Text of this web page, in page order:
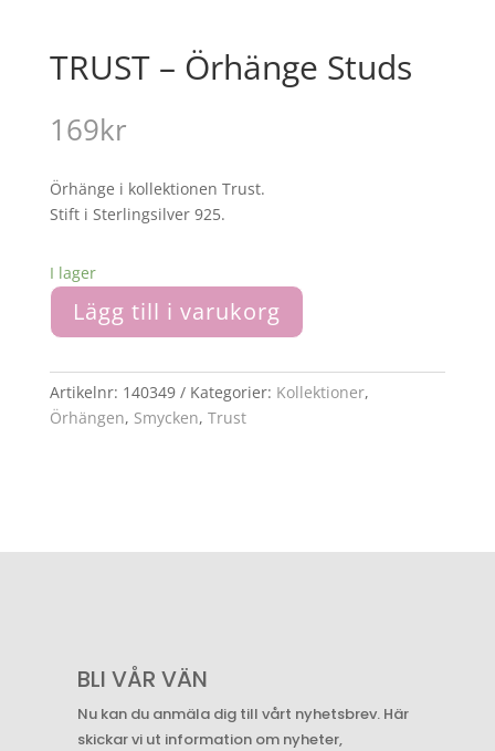
TRUST – Örhänge Studs
169kr
Örhänge i kollektionen Trust.
Stift i Sterlingsilver 925.
I lager
Lägg till i varukorg
Artikelnr: 140349 Kategorier: Kollektioner,
Örhängen, Smycken, Trust
BLI VÅR VÄN
Nu kan du anmäla dig till vårt nyhetsbrev. Här
skickar vi ut information om nyheter,